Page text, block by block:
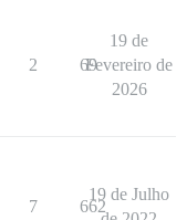
2 69
19 de
Fevereiro de
2026
7 662
19 de Julho